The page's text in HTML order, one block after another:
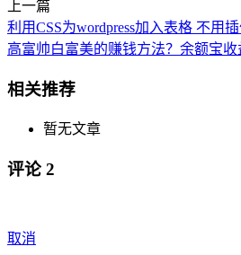
上一篇
利用CSS为wordpress加入表格 不用
高富帅白富美的赚钱方法？余额宝
相关推荐
暂无文章
评论 2
取消